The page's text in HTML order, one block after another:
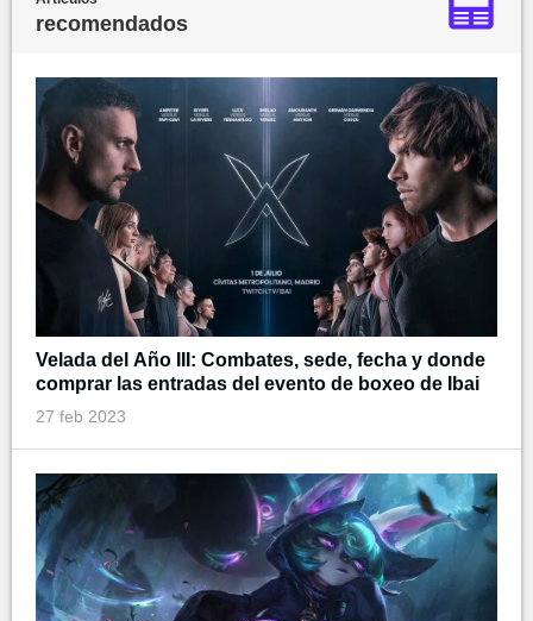
recomendados
Velada del Año III: Combates, sede, fecha y donde
comprar las entradas del evento de boxeo de Ibai
27 feb 2023